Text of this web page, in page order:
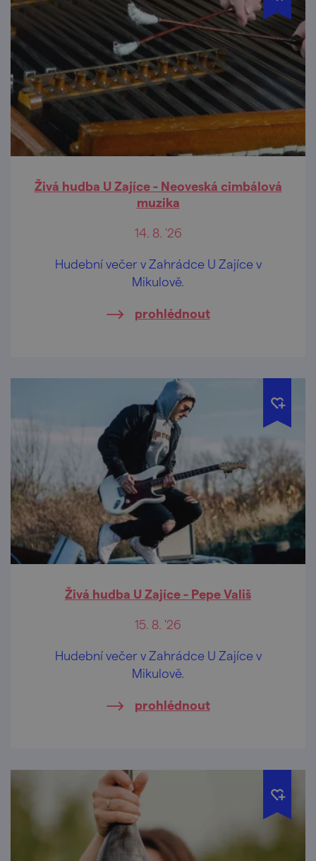
Živá hudba U Zajíce - Neoveská cimbálová
muzika
14. 8. '26
Hudební večer v Zahrádce U Zajíce v
Mikulově.
prohlédnout
Živá hudba U Zajíce - Pepe Vališ
15. 8. '26
Hudební večer v Zahrádce U Zajíce v
Mikulově.
prohlédnout